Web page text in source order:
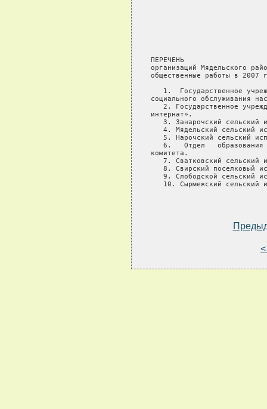
ПЕРЕЧЕНЬ
организаций Мядельского
общественные работы в 2007
1.  Государственное
социального обслуживания
2. Государственное
интернат».
3. Занарочский сельский
4. Мядельский сельский
5. Нарочский сельский
6.   Отдел
комитета.
7. Сватковский сельский
8. Свирский поселковый
9. Слободской сельский
10. Сырмежский сельский